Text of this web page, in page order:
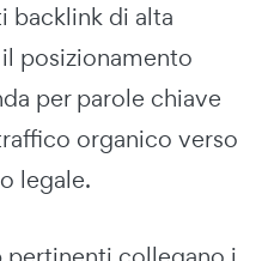
backlink di alta
posizionamento
per parole chiave
organico verso
legale.